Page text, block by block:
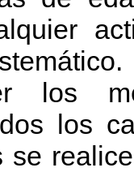
los
los
se